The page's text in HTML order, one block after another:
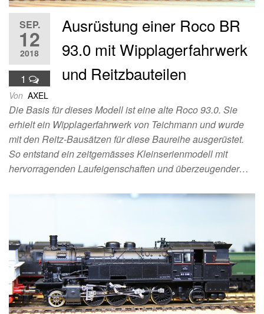
SEP.
12
2018
1
Ausrüstung einer Roco BR
93.0 mit Wipplagerfahrwerk
und Reitzbauteilen
Von AXEL
Die Basis für dieses Modell ist eine alte Roco 93.0. Sie
erhielt ein Wipplagerfahrwerk von Teichmann und wurde
mit den Reitz-Bausätzen für diese Baureihe ausgerüstet.
So entstand ein zeitgemässes Kleinserienmodell mit
hervorragenden Laufeigenschaften und überzeugender…